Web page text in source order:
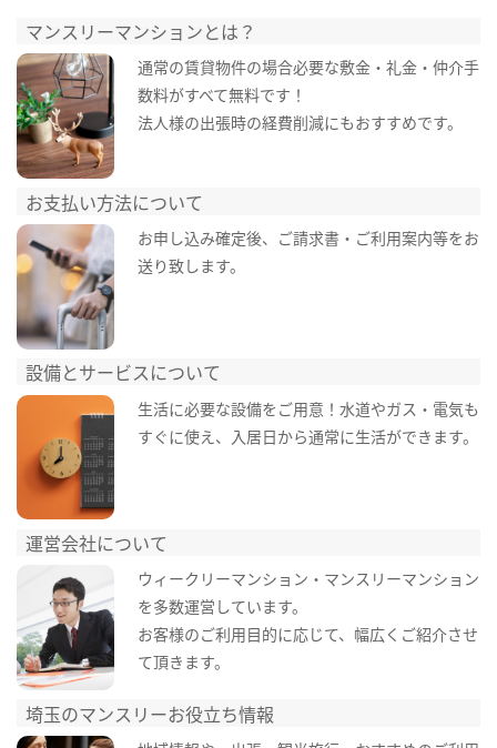
マンスリーマンションとは？
通常の賃貸物件の場合必要な敷金・礼金・仲介手
数料がすべて無料です！
法人様の出張時の経費削減にもおすすめです。
お支払い方法について
お申し込み確定後、ご請求書・ご利用案内等をお
送り致します。
設備とサービスについて
生活に必要な設備をご用意！水道やガス・電気も
すぐに使え、入居日から通常に生活ができます。
運営会社について
ウィークリーマンション・マンスリーマンション
を多数運営しています。
お客様のご利用目的に応じて、幅広くご紹介させ
て頂きます。
埼玉のマンスリーお役立ち情報